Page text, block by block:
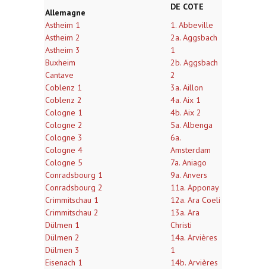
Allemagne
Astheim 1
Astheim 2
Astheim 3
Buxheim
Cantave
Coblenz 1
Coblenz 2
Cologne 1
Cologne 2
Cologne 3
Cologne 4
Cologne 5
Conradsbourg 1
Conradsbourg 2
Crimmitschau 1
Crimmitschau 2
Dülmen 1
Dülmen 2
Dülmen 3
Eisenach 1
DE COTE
1. Abbeville
2a. Aggsbach
1
2b. Aggsbach
2
3a. Aillon
4a. Aix 1
4b. Aix 2
5a. Albenga
6a.
Amsterdam
7a. Aniago
9a. Anvers
11a. Apponay
12a. Ara Coeli
13a. Ara
Christi
14a. Arvières
1
14b. Arvières